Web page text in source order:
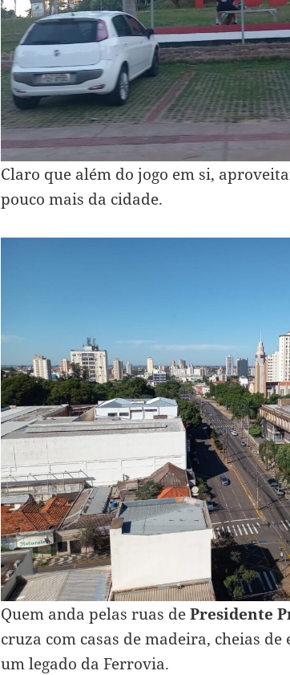
Claro que além do jogo em si,
pouco mais da cidade.
Quem anda pelas ruas dePresidente
cruza com casas de madeira, cheias de
um legado da Ferrovia.